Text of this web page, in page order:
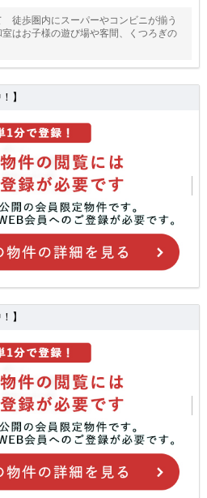
徒歩圏内にスーパーやコンビニが揃う
はお子様の遊び場や客間、くつろぎの
】
】